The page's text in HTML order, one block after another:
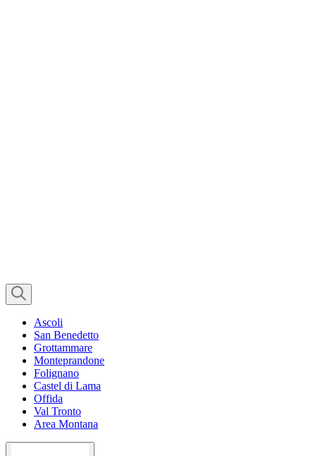
Ascoli
San Benedetto
Grottammare
Monteprandone
Folignano
Castel di Lama
Offida
Val Tronto
Area Montana